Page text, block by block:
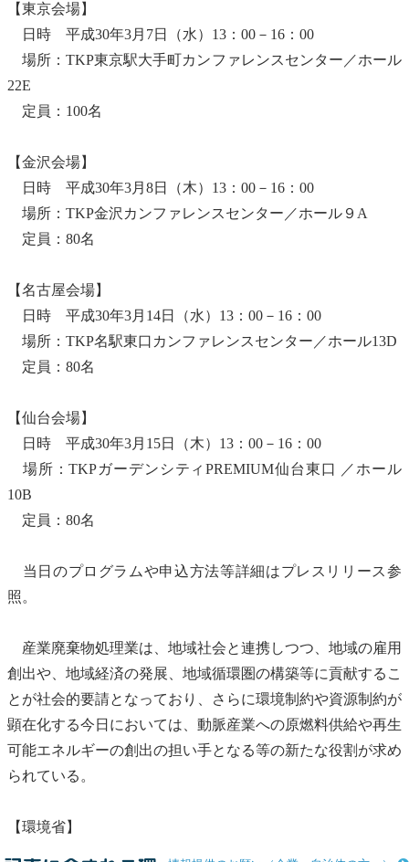
【東京会場】
日時 平成30年3月7日（水）13：00－16：00
場所：TKP東京駅大手町カンファレンスセンター／ホール
22E
定員：100名
【金沢会場】
日時 平成30年3月8日（木）13：00－16：00
場所：TKP金沢カンファレンスセンター／ホール９A
定員：80名
【名古屋会場】
日時 平成30年3月14日（水）13：00－16：00
場所：TKP名駅東口カンファレンスセンター／ホール13D
定員：80名
【仙台会場】
日時 平成30年3月15日（木）13：00－16：00
場所：TKPガーデンシティPREMIUM仙台東口 ／ホール
10B
定員：80名
当日のプログラムや申込方法等詳細はプレスリリース参
照。
産業廃棄物処理業は、地域社会と連携しつつ、地域の雇用
創出や、地域経済の発展、地域循環圏の構築等に貢献するこ
とが社会的要請となっており、さらに環境制約や資源制約が
顕在化する今日においては、動脈産業への原燃料供給や再生
可能エネルギーの創出の担い手となる等の新たな役割が求め
られている。
【環境省】